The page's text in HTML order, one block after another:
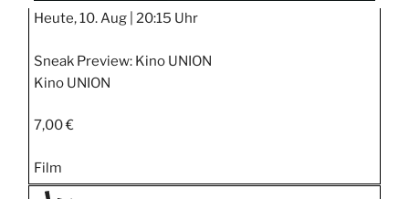
Heute, 10. Aug | 20:15 Uhr
Sneak Preview: Kino UNION
Kino UNION
7,00 €
Film